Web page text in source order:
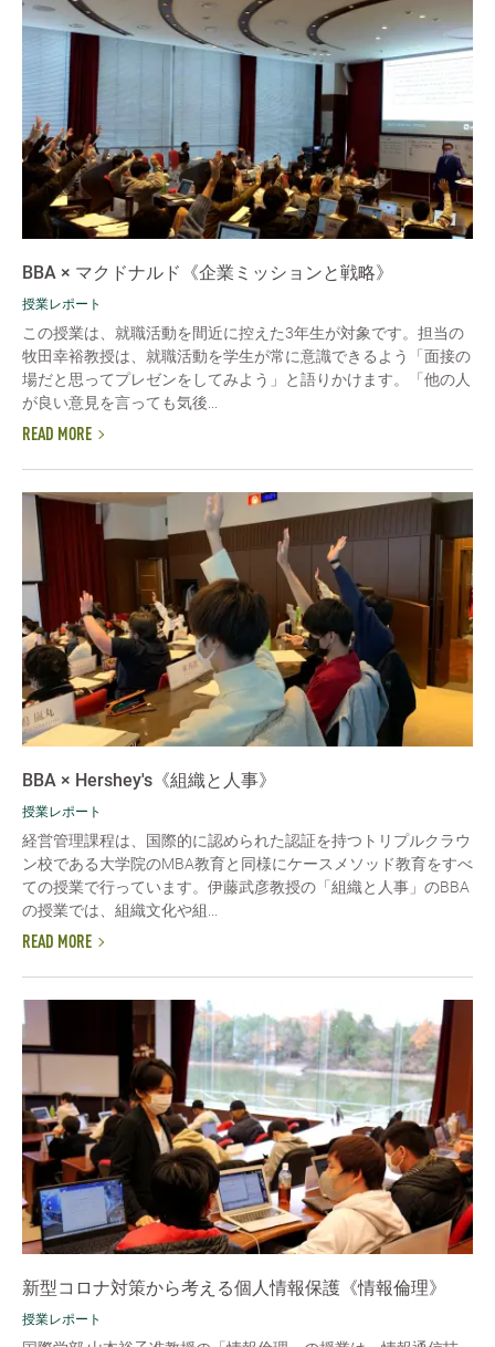
BBA × マクドナルド《企業ミッションと戦略》
授業レポート
この授業は、就職活動を間近に控えた3年生が対象です。担当の
牧田幸裕教授は、就職活動を学生が常に意識できるよう「面接の
場だと思ってプレゼンをしてみよう」と語りかけます。「他の人
が良い意見を言っても気後...
READ MORE
BBA × Hershey's《組織と人事》
授業レポート
経営管理課程は、国際的に認められた認証を持つトリプルクラウ
ン校である大学院のMBA教育と同様にケースメソッド教育をすべ
ての授業で行っています。伊藤武彦教授の「組織と人事」のBBA
の授業では、組織文化や組...
READ MORE
新型コロナ対策から考える個人情報保護《情報倫理》
授業レポート